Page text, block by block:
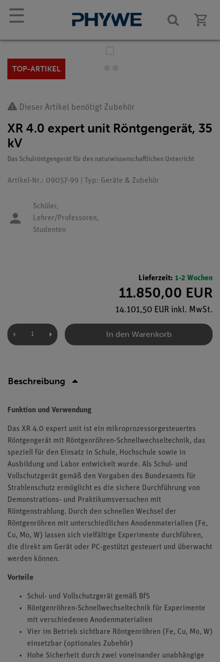
☰
TOP-ARTIKEL
Dieser Artikel benötigt Zubehör
XR 4.0 expert unit Röntgengerät, 35
kV
Das Schulröntgengerät für den naturwissenschaftlichen Unterricht
Artikel-Nr.: 09057-99 | Typ: Geräte & Zubehör
Schüler,
Lehrer/Professoren,
Studenten
Lieferzeit: 1-2 Wochen
11.850,00 EUR
14.101,50 EUR inkl. MwSt.
In den Warenkorb
Beschreibung
Funktion und Verwendung
Das XR 4.0 expert unit ist ein mikroprozessorgesteuertes
Röntgengerät mit Röntgenröhren-Schnellwechseltechnik, das
speziell für den Einsatz in Schule, Hochschule sowie in
Ausbildung und Labor entwickelt wurde. Als Schul- und
Vollschutzgerät gemäß den Vorgaben des Bundesamts für
Strahlenschutz ermöglicht es die sichere Durchführung von
Demonstrations- und Praktikumsversuchen mit
Röntgenstrahlung. Durch den schnellen Wechsel der
Röntgenröhren mit unterschiedlichen Anodenmaterialien (Fe,
Cu, Mo, W) lassen sich vielfältige Experimente durchführen,
die direkt am Gerät oder PC-gestützt gesteuert und überwacht
werden können.
Vorteile
Schul- und Vollschutzgerät gemäß BfS
Röntgenröhren-Schnellwechseltechnik für Experimente
mit verschiedenen Anodenmaterialien
Vier im Betrieb sichtbare Röntgenröhren (Fe, Cu, Mo, W)
einsetzbar (optionales Zubehör)
Hohe Sicherheit durch zwei voneinander unabhängige